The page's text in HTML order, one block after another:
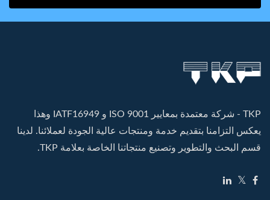
TKP - شركة معتمدة بمعايير ISO 9001 و IATF16949 وهذا
يعكس التزامنا بتقديم خدمة ومنتجات عالية الجودة لعملائنا. لدينا
قسم البحث والتطوير وتصنيع منتجاتنا الخاصة بعلامة TKP.